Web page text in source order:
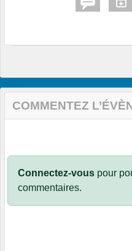
COMMENTEZ
Connectez-vous pour
commentaires.